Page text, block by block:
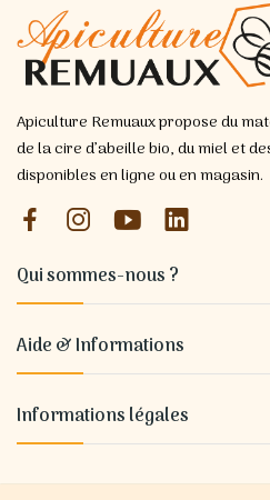
Apiculture Remuaux propose du
de la cire d’abeille bio, du miel et
disponibles en ligne ou en magasin.
Qui sommes-nous ?
Aide & Informations
Informations légales